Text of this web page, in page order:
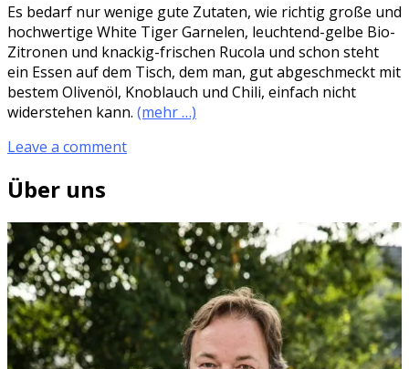
Es bedarf nur wenige gute Zutaten, wie richtig große und
hochwertige White Tiger Garnelen, leuchtend-gelbe Bio-
Zitronen und knackig-frischen Rucola und schon steht
ein Essen auf dem Tisch, dem man, gut abgeschmeckt mit
bestem Olivenöl, Knoblauch und Chili, einfach nicht
widerstehen kann. (mehr …)
Leave a comment
Über uns